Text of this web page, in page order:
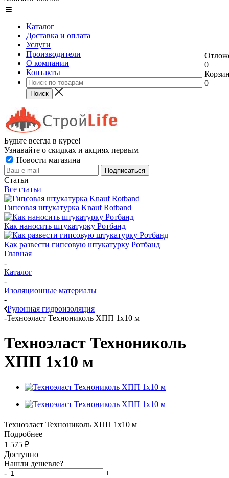
Каталог
Доставка и оплата
Услуги
Производители
О компании
Контакты
0
0
Будьте всегда в курсе!
Узнавайте о скидках и акциях первым
Новости магазина
Статьи
Все статьи
Гипсовая штукатурка Knauf Rotband
Как наносить штукатурку Ротбанд
Как развести гипсовую штукатурку Ротбанд
Главная
-
Каталог
-
Изоляционные материалы
-
Рулонная гидроизоляция
-Техноэласт Технониколь ХПП 1х10 м
Техноэласт Технониколь
ХПП 1х10 м
Техноэласт Технониколь ХПП 1х10 м
Подробнее
1 575 ₽
Доступно
Нашли дешевле?
-
+